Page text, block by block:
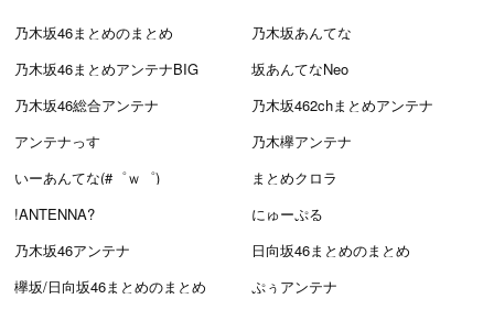
乃木坂46まとめのまとめ
乃木坂あんてな
乃木坂46まとめアンテナBIG
坂あんてなNeo
乃木坂46総合アンテナ
乃木坂462chまとめアンテナ
アンテナっす
乃木欅アンテナ
いーあんてな(#゜ｗ゜)
まとめクロラ
!ANTENNA?
にゅーぷる
乃木坂46アンテナ
日向坂46まとめのまとめ
欅坂/日向坂46まとめのまとめ
ぷぅアンテナ